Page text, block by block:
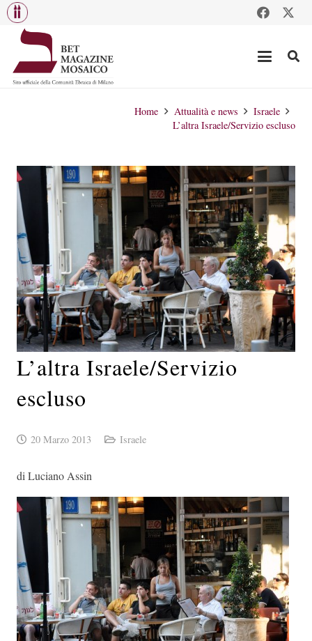
Home Attualità e news
Israele
L’altra Israele/Servizio escluso
L’altra Israele/Servizio
escluso
20 Marzo 2013 Israele
di Luciano Assin